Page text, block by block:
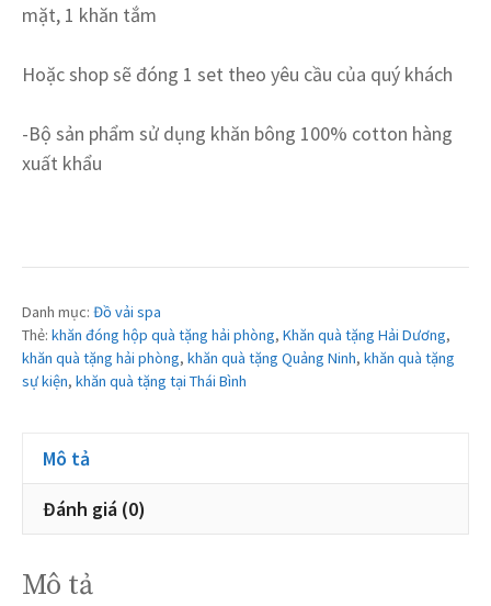
mặt, 1 khăn tắm
Hoặc shop sẽ đóng 1 set theo yêu cầu của quý khách
-Bộ sản phẩm sử dụng khăn bông 100% cotton hàng
xuất khẩu
Danh mục: Đồ vải spa
Thẻ: khăn đóng hộp quà tặng hải phòng, Khăn quà tặng Hải Dương,
khăn quà tặng hải phòng, khăn quà tặng Quảng Ninh, khăn quà tặng
sự kiện, khăn quà tặng tại Thái Bình
Mô tả
Đánh giá (0)
Mô tả